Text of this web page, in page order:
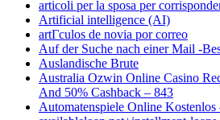
articoli per la sposa per
Artificial intelligence (AI)
artГ­culos de novia por correo
Auf der Suche nach einer Mail -
Auslandische Brute
Australia Ozwin Online Casino
And 50% Cashback – 843
Automatenspiele Online Kostenlos